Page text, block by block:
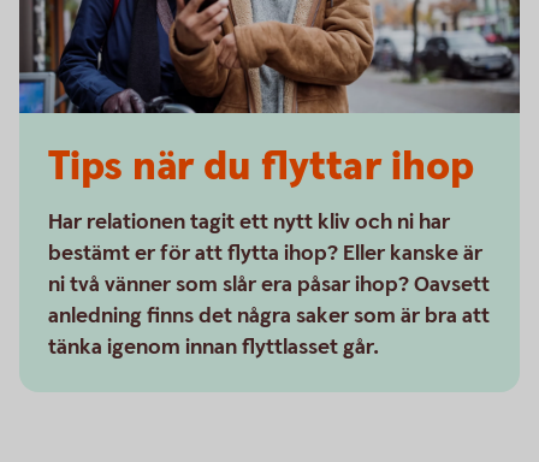
Tips när du flyttar ihop
Har relationen tagit ett nytt kliv och ni har
bestämt er för att flytta ihop? Eller kanske är
ni två vänner som slår era påsar ihop? Oavsett
anledning finns det några saker som är bra att
tänka igenom innan flyttlasset går.